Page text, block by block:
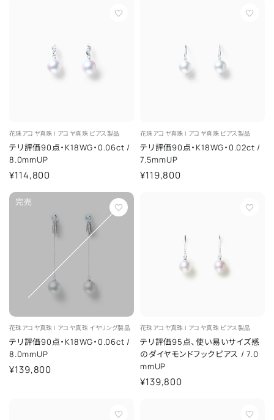
花珠アコヤ真珠 | アコヤ真珠 ピアス製品
テリ評価90点・K18WG・0.06ct /
8.0mmUP
¥114,800
花珠アコヤ真珠 | アコヤ真珠 ピアス製品
テリ評価90点・K18WG・0.02ct /
7.5mmUP
¥119,800
花珠アコヤ真珠 | アコヤ真珠 イヤリング製品
テリ評価90点・K18WG・0.06ct /
8.0mmUP
¥139,800
完売
花珠アコヤ真珠 | アコヤ真珠 ピアス製品
テリ評価95点、使い易いサイズ感
のダイヤモンドフックピアス /7.0
mmUP
¥139,800